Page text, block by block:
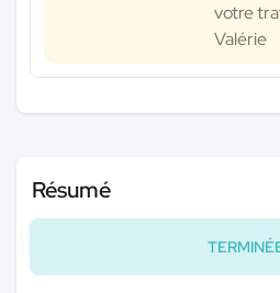
votre
Valérie
Résumé